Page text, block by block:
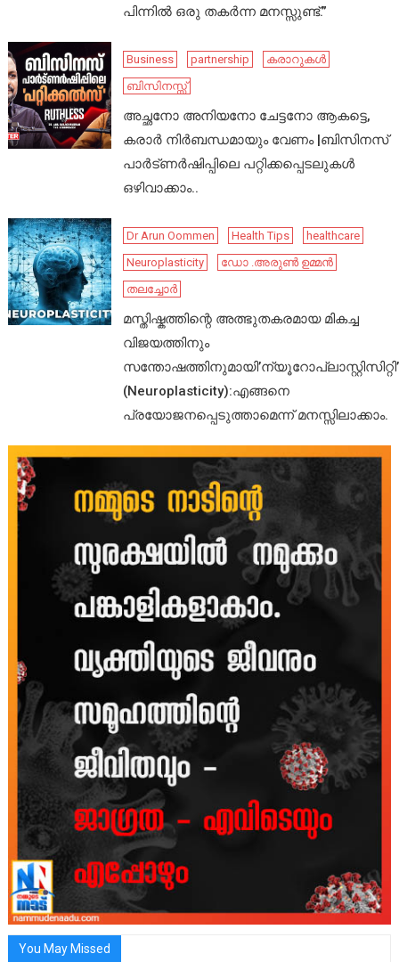
പിന്നിൽ ഒരു തകർന്ന മനസ്സുണ്ട്.”
Business partnership
കരാറുകൾ
ബിസിനസ്സ്
അച്ഛനോ അനിയനോ ചേട്ടനോ ആകട്ടെ,
കരാർ നിർബന്ധമായും വേണം |ബിസിനസ്
പാർട്ണർഷിപ്പിലെ പറ്റിക്കപ്പെടലുകൾ
ഒഴിവാക്കാം..
Dr Arun Oommen Health Tips
healthcare
Neuroplasticity
ഡോ .അരുൺ ഉമ്മൻ
തലച്ചോർ
മസ്തിഷ്കത്തിന്റെ അത്ഭുതകരമായ മികച്ച
വിജയത്തിനും
സന്തോഷത്തിനുമായി’ന്യൂറോപ്ലാസ്റ്റിസിറ്റി’
(Neuroplasticity):എങ്ങനെ
പ്രയോജനപ്പെടുത്താമെന്ന് മനസ്സിലാക്കാം.
You May Missed